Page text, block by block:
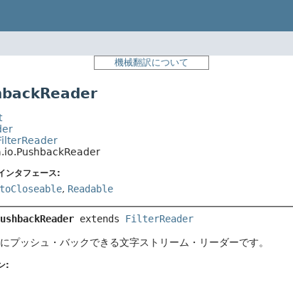
機械翻訳について
ンタフェース:
, Readable
extends FilterReader
プッシュ・バックできる文字ストリーム・リーダーです。
: